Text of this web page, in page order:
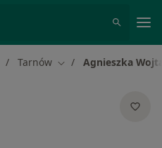
Tarnów Zmień miasto
Agnieszka